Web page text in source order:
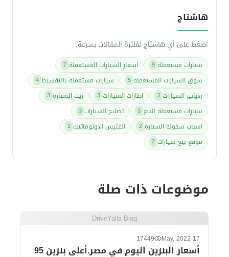
هاشتاج
اضغط على أي هاشتاج لفلترة المقالات بسرعة.
سيارات مستعملة 9 اسعار السيارات المستعملة 7
سوق السيارات المستعملة 5 سيارات مستعملة بالتقسيط 4
ردياتير السيارات 3 اطارات السيارات 3 زيت السيارة 3
سيارات مستعملة للبيع 3 تصليح السيارات 3
اسباب سخونة السيارة 2 الفتيس الاوتوماتيك 2
موقع بيع سيارات 2
موضوعات ذات صلة
DriveYalla Blog
17 May, 2022
17449
أسعار البنزين اليوم في مصر.أعلى بنزين 95